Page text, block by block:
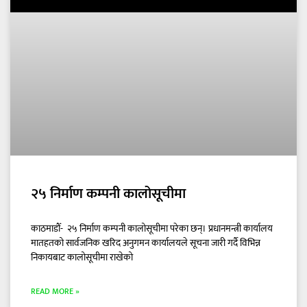
२५ निर्माण कम्पनी कालोसूचीमा
काठमाडौँ- २५ निर्माण कम्पनी कालोसूचीमा परेका छन्। प्रधानमन्त्री कार्यालय
मातहतको सार्वजनिक खरिद अनुगमन कार्यालयले सूचना जारी गर्दै विभिन्न
निकायबाट कालोसूचीमा राखेको
READ MORE »